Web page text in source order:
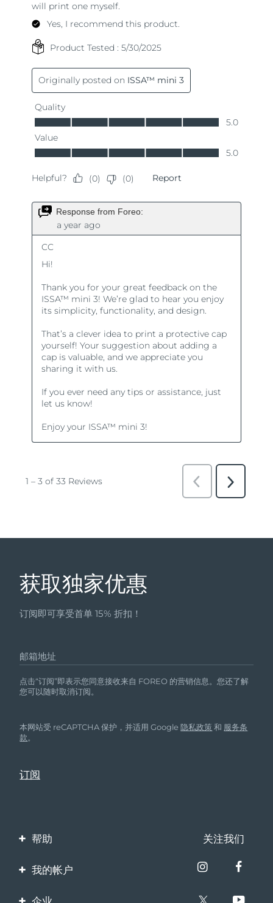
获取独家优惠
订阅即可享受首单 15% 折扣！
邮箱地址
点击“订阅”即表示您同意接收来自 FOREO 的营销信息。您还了解
您可以随时取消订阅。
本网站受 reCAPTCHA 保护，并适用 Google隐私政策 和 服务条
款。
帮助
联系我们
关注我们
我的帐户
产品注册